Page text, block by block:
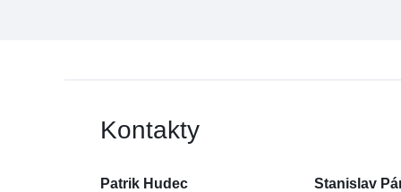
Kontakty
Patrik Hudec Stanislav